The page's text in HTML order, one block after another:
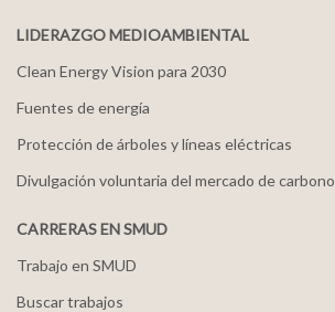
LIDERAZGO MEDIOAMBIENTAL
Clean Energy Vision para 2030
Fuentes de energía
Protección de árboles y líneas eléctricas
Divulgación voluntaria del mercado de carbono
CARRERAS EN SMUD
Trabajo en SMUD
Buscar trabajos